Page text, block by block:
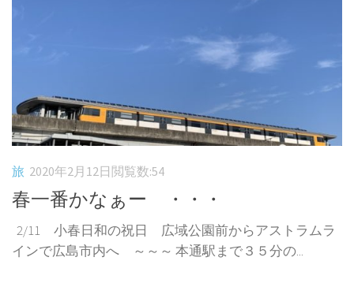
旅 2020年2月12日 閲覧数:54
春一番かなぁー ・・・
2/11 小春日和の祝日 広域公園前からアストラムラ
インで広島市内へ ～～～ 本通駅まで３５分の...